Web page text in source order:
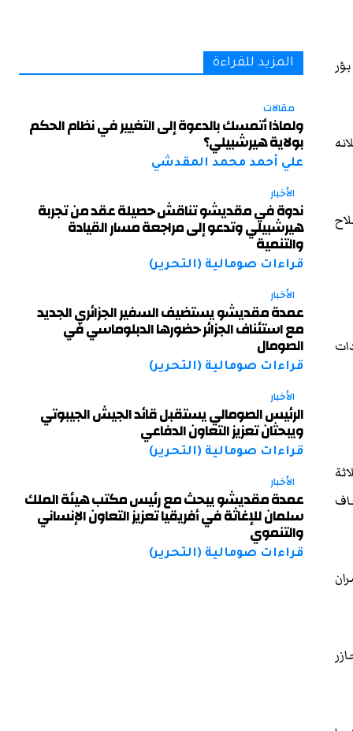
المزيد للقراءة
مقالات
ولماذا أتمسك بالدعوة إلى التغيير في نظام الحكم
بولاية هيرشبيلي؟
علي أحمد محمد المقدشي
الأخبار
ندوة في مقديشو تناقش حصيلة عقد من تجربة
هيرشبيلي وتدعو إلى مراجعة مسار القيادة
والتنمية
قراءات صومالية (التحرير)
الأخبار
عمدة مقديشو يستضيف السفير الجزائري الجديد
مع استئناف الجزائر حضورها الدبلوماسي في
الصومال
قراءات صومالية (التحرير)
الأخبار
الرئيس الصومالي يستقبل قائد الجيش الجيبوتي
ويبحثان تعزيز التعاون الدفاعي
قراءات صومالية (التحرير)
الأخبار
عمدة مقديشو يبحث مع رئيس مكتب هيئة الملك
سلمان للإغاثة في أفريقيا تعزيز التعاون الإنساني
والتنموي
قراءات صومالية (التحرير)
8 جبهات” في بؤر
سلاح